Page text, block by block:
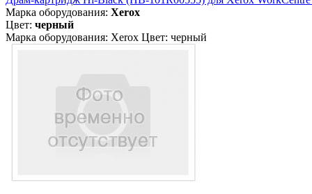
Марка оборудования: Xerox
Цвет: черный
Марка оборудования: Xerox Цвет: черный